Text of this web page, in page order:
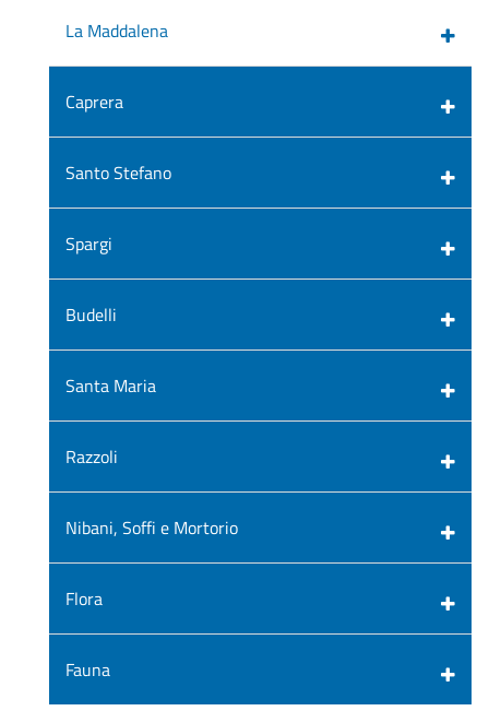
La Maddalena
Caprera
Santo Stefano
Spargi
Budelli
Santa Maria
Razzoli
Nibani, Soffi e Mortorio
Flora
Fauna